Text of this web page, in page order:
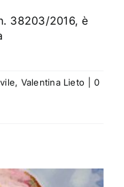
38203/2016, è
, Valentina Lieto
0